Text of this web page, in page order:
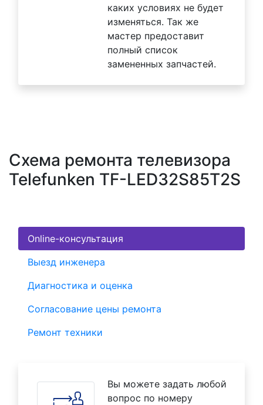
каких условиях не будет
изменяться. Так же
мастер предоставит
полный список
замененных запчастей.
Схема ремонта телевизора
Telefunken TF-LED32S85T2S
Online-консультация
Выезд инженера
Диагностика и оценка
Согласование цены ремонта
Ремонт техники
Вы можете задать любой
вопрос по номеру